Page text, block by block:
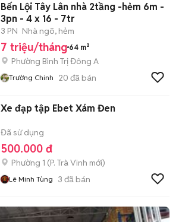
Bến Lội Tây Lân nhà 2tầng -hẻm 6m -
3pn - 4 x 16 - 7tr
3 PN Nhà ngõ, hẻm
7 triệu/tháng 64 m²
Phường Bình Trị Đông A
Trường Chinh 20 đã bán
Xe đạp tập Ebet Xám Đen
Đã sử dụng
500.000 đ
Phường 1 (P. Trà Vinh mới)
Lê Minh Tùng 3 đã bán